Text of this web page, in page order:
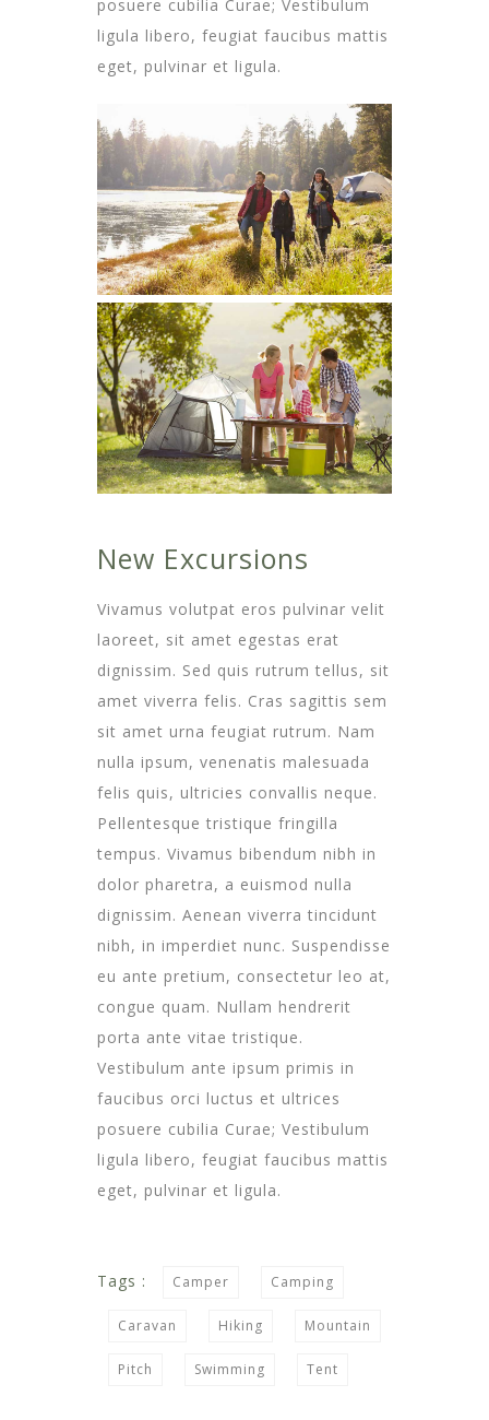
posuere cubilia Curae; Vestibulum
ligula libero, feugiat faucibus mattis
eget, pulvinar et ligula.
New Excursions
Vivamus volutpat eros pulvinar velit
laoreet, sit amet egestas erat
dignissim. Sed quis rutrum tellus, sit
amet viverra felis. Cras sagittis sem
sit amet urna feugiat rutrum. Nam
nulla ipsum, venenatis malesuada
felis quis, ultricies convallis neque.
Pellentesque tristique fringilla
tempus. Vivamus bibendum nibh in
dolor pharetra, a euismod nulla
dignissim. Aenean viverra tincidunt
nibh, in imperdiet nunc. Suspendisse
eu ante pretium, consectetur leo at,
congue quam. Nullam hendrerit
porta ante vitae tristique.
Vestibulum ante ipsum primis in
faucibus orci luctus et ultrices
posuere cubilia Curae; Vestibulum
ligula libero, feugiat faucibus mattis
eget, pulvinar et ligula.
Tags : Camper Camping
Caravan Hiking Mountain
Pitch Swimming Tent